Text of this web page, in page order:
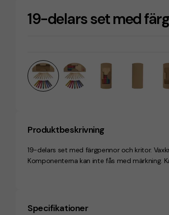
19-delars set med
Produktbeskrivning
19-delars set med färgpennor och kritor.
Komponenterna kan inte fås med märkning.
Specifikationer